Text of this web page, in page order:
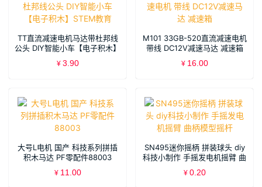
TT直流减速电机马达带杜邦线
公头 DIY智能小车【电子积木】
STEM教育
¥ 3.90
M101 33GB-520直流减速电机
带线 DC12V减速马达 减速箱
¥ 16.00
大号L电机 国产 科技系列拼插
积木马达 PF零配件88003
¥ 11.00
SN495迷你摇柄 拼装球头 diy
科技小制作 手摇发电机摇臂 曲
柄模型摇杆
¥ 0.20